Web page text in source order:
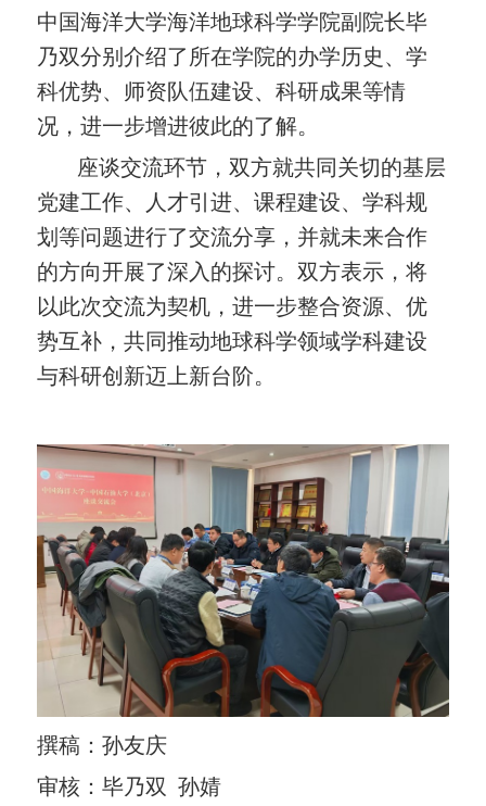
中国海洋大学海洋地球科学学院副院长毕
乃双分别介绍了所在学院的办学历史、学
科优势、师资队伍建设、科研成果等情
况，进一步增进彼此的了解。
座谈交流环节，双方就共同关切的基层
党建工作、人才引进、课程建设、学科规
划等问题进行了交流分享，并就未来合作
的方向开展了深入的探讨。双方表示，将
以此次交流为契机，进一步整合资源、优
势互补，共同推动地球科学领域学科建设
与科研创新迈上新台阶。
撰稿：孙友庆
审核：毕乃双 孙婧